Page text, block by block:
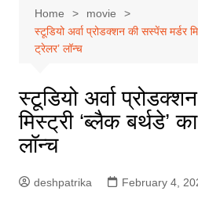
Home
movie
स्टूडियो अर्वा प्रोडक्शन की सस्पेंस मर्डर
ट्रेलर’ लॉन्च
स्टूडियो अर्वा
मिस्ट्री ‘ब्लैक बर्थडे’
लॉन्च
deshpatrika February 4,